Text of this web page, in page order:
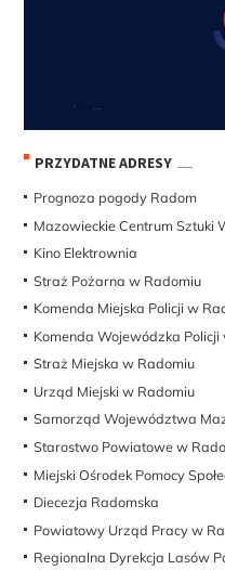
PRZYDATNE ADRESY
Prognoza pogody Radom
Mazowieckie Centrum Sztuki
Kino Elektrownia
Straż Pożarna w Radomiu
Komenda Miejska Policji w
Komenda Wojewódzka Policji
Straż Miejska w Radomiu
Urząd Miejski w Radomiu
Samorząd Województwa
Starostwo Powiatowe w
Miejski Ośrodek Pomocy
Diecezja Radomska
Powiatowy Urząd Pracy w
Regionalna Dyrekcja Lasów